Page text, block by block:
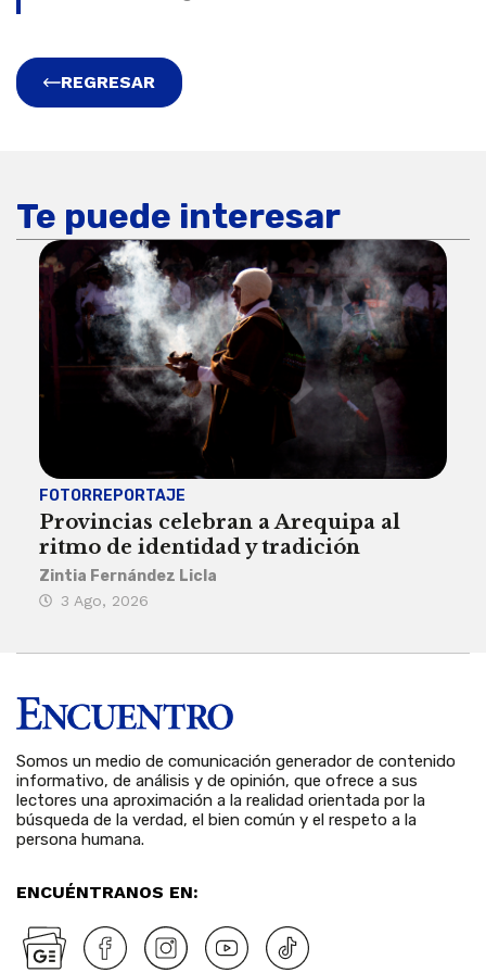
REGRESAR
Te puede interesar
FOTORREPORTAJE
Provincias celebran a Arequipa al
ritmo de identidad y tradición
Zintia Fernández Licla
3 Ago, 2026
Somos un medio de comunicación generador de contenido
informativo, de análisis y de opinión, que ofrece a sus
lectores una aproximación a la realidad orientada por la
búsqueda de la verdad, el bien común y el respeto a la
persona humana.
ENCUÉNTRANOS EN: